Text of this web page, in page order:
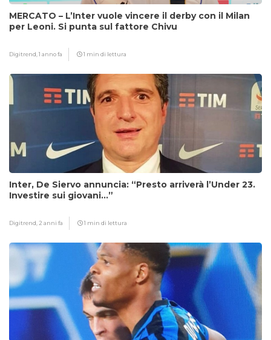
MERCATO – L’Inter vuole vincere il derby con il Milan
per Leoni. Si punta sul fattore Chivu
Digitrend,1 anno fa 1 min di lettura
Inter, De Siervo annuncia: “Presto arriverà l’Under 23.
Investire sui giovani…”
Digitrend, 2 anni fa 1 min di lettura